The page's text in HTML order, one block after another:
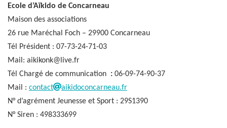
Ecole d’Aïkido de Concarneau
Maison des associations
26 rue Maréchal Foch – 29900 Concarneau
Tél Président : 07-73-24-71-03
Mail: aikikonk@live.fr
Tél Chargé de communication : 06-09-74-90-37
Mail : contact
aikidoconcarneau.fr
N° d’agrément Jeunesse et Sport : 29S1390
N° Siren : 498333699